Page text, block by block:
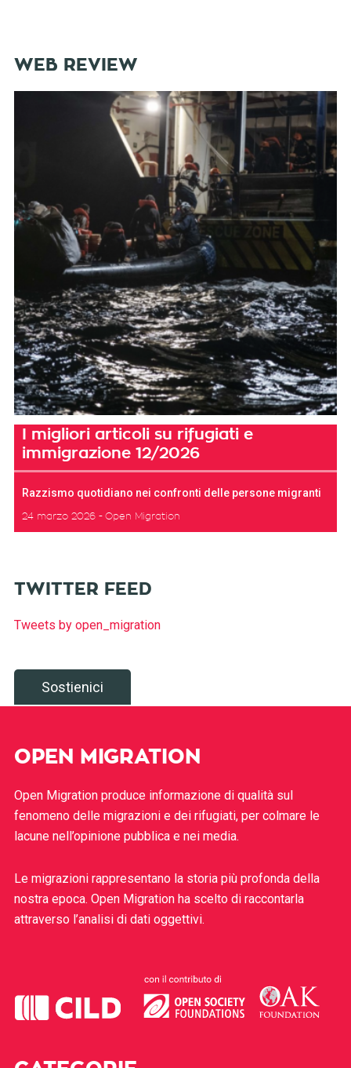
WEB REVIEW
I migliori articoli su rifugiati e
immigrazione 12/2026
Razzismo quotidiano nei confronti delle persone migranti
24 marzo 2026 Open Migration
TWITTER FEED
Tweets by open_migration
Sostienici
OPEN MIGRATION
Open Migration produce informazione di qualità sul
fenomeno delle migrazioni e dei rifugiati, per colmare le
lacune nell’opinione pubblica e nei media.
Le migrazioni rappresentano la storia più profonda della
nostra epoca. Open Migration ha scelto di raccontarla
attraverso l’analisi di dati oggettivi.